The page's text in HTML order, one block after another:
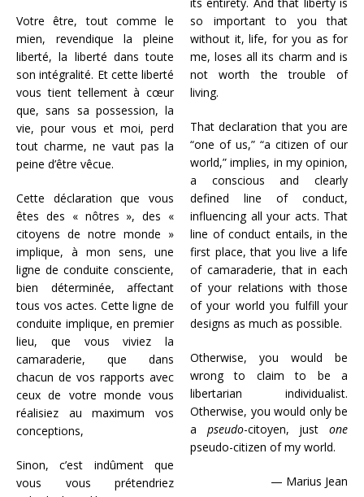
Votre être, tout comme le
mien, revendique la pleine
liberté, la liberté dans toute
son intégralité. Et cette liberté
vous tient tellement à cœur
que, sans sa possession, la
vie, pour vous et moi, perd
tout charme, ne vaut pas la
peine d’être vêcue.
Cette déclaration que vous
êtes des « nôtres », des «
citoyens de notre monde »
implique, à mon sens, une
ligne de conduite consciente,
bien déterminée, affectant
tous vos actes. Cette ligne de
conduite implique, en premier
lieu, que vous viviez la
camaraderie, que dans
chacun de vos rapports avec
ceux de votre monde vous
réalisiez au maximum vos
conceptions,
Sinon, c’est indûment que
vous vous prétendriez
so important to you that
without it, life, for you as for
me, loses all its charm and is
not worth the trouble of
living.
That declaration that you are
“one of us,” “a citizen of our
world,” implies, in my opinion,
a conscious and clearly
defined line of conduct,
influencing all your acts. That
line of conduct entails, in the
first place, that you live a life
of camaraderie, that in each
of your relations with those
of your world you fulfill your
designs as much as possible.
Otherwise, you would be
wrong to claim to be a
libertarian individualist.
Otherwise, you would only be
a pseudo-citoyen, justone
pseudo-citizen of my world.
— Marius Jean